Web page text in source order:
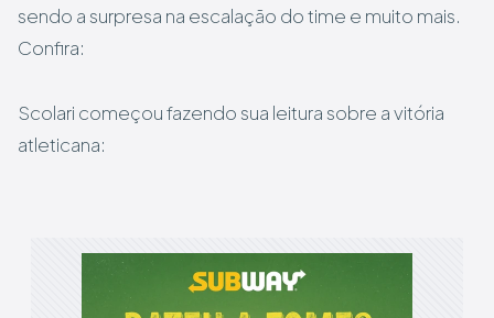
sendo a surpresa na escalação do time e muito mais.
Confira:
Scolari começou fazendo sua leitura sobre a vitória
atleticana: